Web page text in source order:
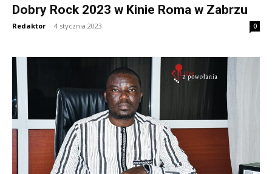
Dobry Rock 2023 w Kinie Roma w Zabrzu
Redaktor - 4 stycznia 2023 0